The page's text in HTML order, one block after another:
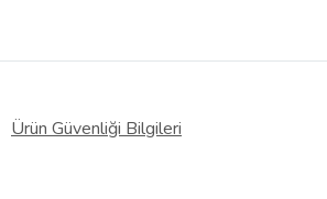
Ürün Güvenliği Bilgileri